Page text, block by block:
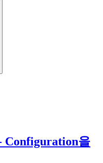
Configuration을